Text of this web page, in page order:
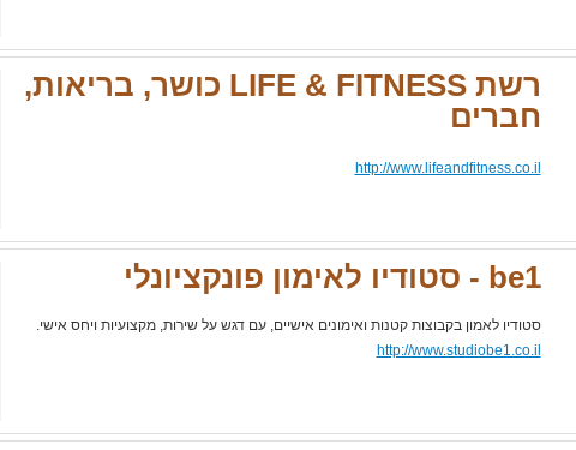
רשת LIFE & FITNESS כושר, בריאות,
חברים
http://www.lifeandfitness.co.il
be1 - סטודיו לאימון פונקציונלי
סטודיו לאמון בקבוצות קטנות ואימונים אישיים, עם דגש על שירות, מקצועיות ויחס אישי.
http://www.studiobe1.co.il